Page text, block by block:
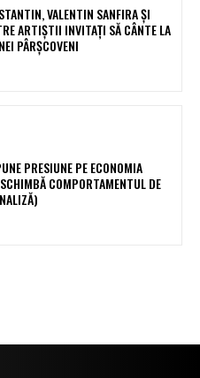
VALENTIN SANFIRA ȘI
ARTIȘTII INVITAȚI SĂ CÂNTE LA
PÂRȘCOVENI
PRESIUNE PE ECONOMIA
COMPORTAMENTUL DE